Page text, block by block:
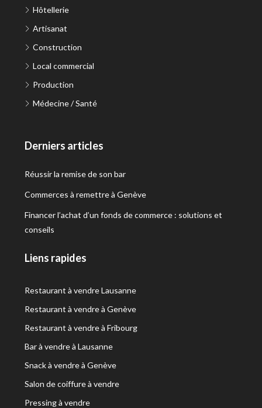
Hôtellerie
Artisanat
Construction
Local commercial
Production
Médecine / Santé
Derniers articles
Réussir la remise de son bar
Commerces à remettre à Genève
Financer l’achat d’un fonds de commerce : solutions et
conseils
Liens rapides
Restaurant à vendre Lausanne
Restaurant à vendre à Genève
Restaurant à vendre à Fribourg
Bar à vendre à Lausanne
Snack à vendre à Genève
Salon de coiffure à vendre
Pressing à vendre